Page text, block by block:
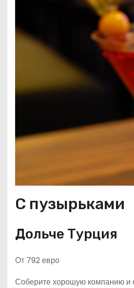
С пузырьками
Дольче Турция
От 792 евро
Соберите хорошую компанию и